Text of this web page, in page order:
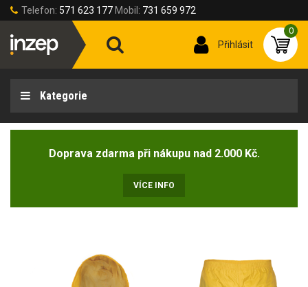
Telefon: 571 623 177 Mobil: 731 659 972
Přihlásit
0
Kategorie
Doprava zdarma při nákupu nad 2.000 Kč.
VÍCE INFO